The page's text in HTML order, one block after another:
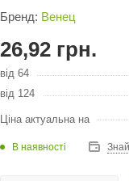
Бренд: Венец
26,92 грн.
від 64
від 124
Ціна актуальна на
В наявності